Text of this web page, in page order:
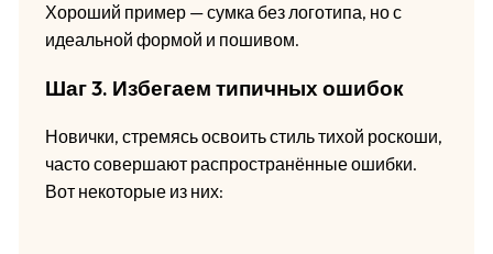
Хороший пример — сумка без логотипа, но с
идеальной формой и пошивом.
Шаг 3. Избегаем типичных ошибок
Новички, стремясь освоить стиль тихой роскоши,
часто совершают распространённые ошибки.
Вот некоторые из них: